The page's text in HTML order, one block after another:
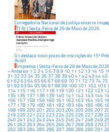
Corregedoria Nacional de Justiça encerra
TJ RJ | Sexta-Feirade29 de Maiode2026
G1 destaca novo prazo de inscrições do 15º
Acioli
Imprensa | Sexta-Feirade29 de Maiode2026
« Anterior 1 2 3 4 5 6 7 8 9 10 11 12 13 14 15
31 32 33 34 35 36 37 38 39 40 41 42 43 44 45
61 62 63 64 65 66 67 68 69 70 71 72 73 74 75
91 92 93 94 95 96 97 98 99 100 101 102 103
114 115 116 117 118 119 120 121 122 123
135 136 137 138 139 140 141 142 143 144
156 157 158 159 160 161 162 163 164 165
177 178 179 180 181 182 183 184 185 186
198 199 200 201 202 203 204 205 206 207
219 220 221 222 223 224 225 226 227 228
240 241 242 243 244 245 246 247 248 249
261 262 263 264 265 266 267 268 269 270
282 283 284 285 286 287 288 289 290 291